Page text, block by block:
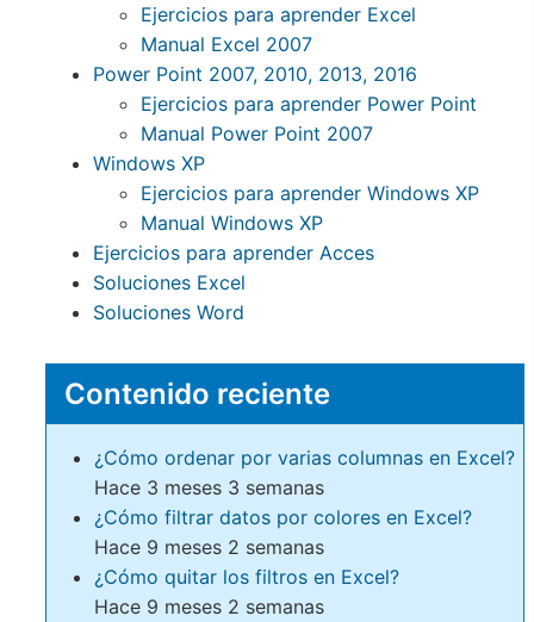
Ejercicios para aprender Excel
Manual Excel 2007
Power Point 2007, 2010, 2013, 2016
Ejercicios para aprender Power Point
Manual Power Point 2007
Windows XP
Ejercicios para aprender Windows XP
Manual Windows XP
Ejercicios para aprender Acces
Soluciones Excel
Soluciones Word
Contenido reciente
¿Cómo ordenar por varias columnas en Excel?
Hace 3 meses 3 semanas
¿Cómo filtrar datos por colores en Excel?
Hace 9 meses 2 semanas
¿Cómo quitar los filtros en Excel?
Hace 9 meses 2 semanas